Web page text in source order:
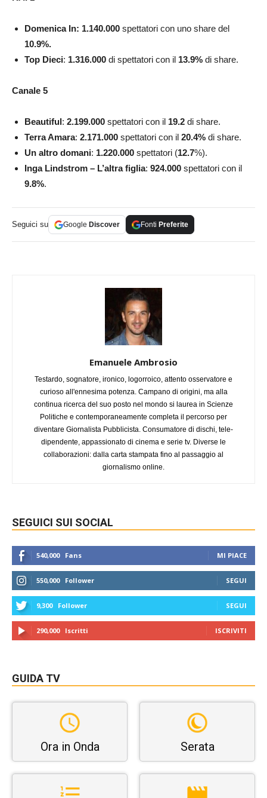
Domenica In: 1.140.000 spettatori con uno share del
10.9%.
Top Dieci: 1.316.000 di spettatori con il 13.9% di share.
Canale 5
Beautiful: 2.199.000 spettatori con il 19.2 di share.
Terra Amara: 2.171.000 spettatori con il 20.4% di share.
Un altro domani: 1.220.000 spettatori (12.7%).
Inga Lindstrom – L’altra figlia: 924.000 spettatori con il
9.8%.
Seguici su Google Discover Fonti Preferite
Emanuele Ambrosio
Testardo, sognatore, ironico, logorroico, attento osservatore e
curioso all'ennesima potenza. Campano di origini, ma alla
continua ricerca del suo posto nel mondo si laurea in Scienze
Politiche e contemporaneamente completa il percorso per
diventare Giornalista Pubblicista. Consumatore di dischi, tele-
dipendente, appassionato di cinema e serie tv. Diverse le
collaborazioni: dalla carta stampata fino al passaggio al
giornalismo online.
SEGUICI SUI SOCIAL
540,000 Fans MI PIACE
550,000 Follower SEGUI
9,300 Follower SEGUI
290,000 Iscritti ISCRIVITI
GUIDA TV
Ora in Onda Serata